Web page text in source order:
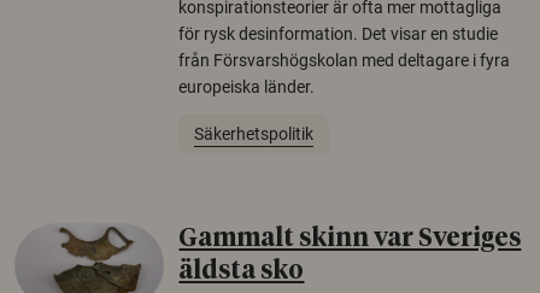
konspirationsteorier är ofta mer mottagliga
för rysk desinformation. Det visar en studie
från Försvarshögskolan med deltagare i fyra
europeiska länder.
Säkerhetspolitik
Gammalt skinn var Sveriges
äldsta sko